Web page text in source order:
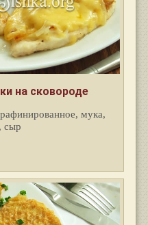
на сковороде
мука,
сыр